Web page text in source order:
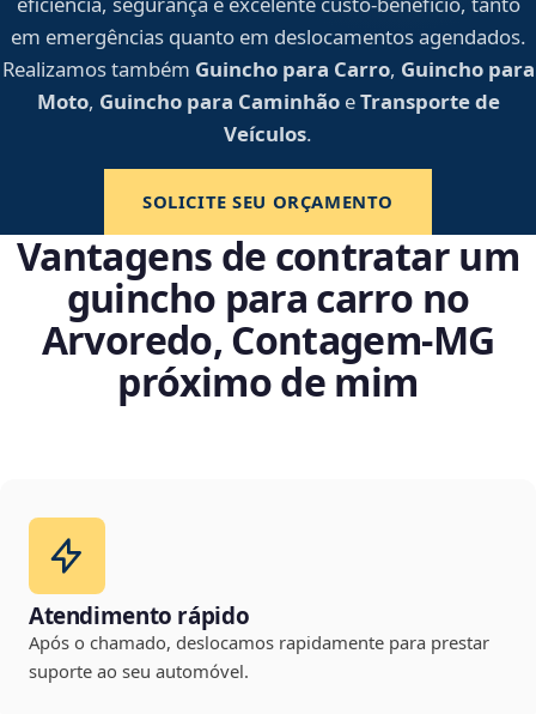
em emergências quanto em deslocamentos agendados.
Realizamos também Guincho para Carro, Guincho para
Moto, Guincho para CaminhãoeTransporte de
Veículos.
SOLICITE SEU ORÇAMENTO
Vantagens de contratar um
guincho para carro no
Arvoredo, Contagem‑MG
próximo de mim
Atendimento rápido
Após o chamado, deslocamos rapidamente para prestar
suporte ao seu automóvel.